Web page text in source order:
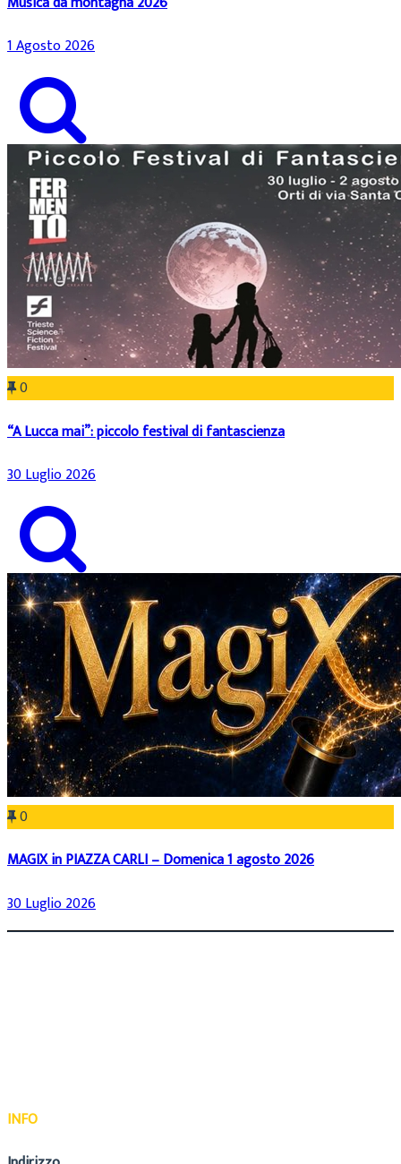
1 Agosto 2026
0
“A Lucca mai”: piccolo festival di fantascienza
30 Luglio 2026
0
MAGIX in PIAZZA CARLI – Domenica 1 agosto 2026
30 Luglio 2026
INFO